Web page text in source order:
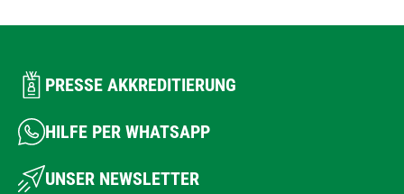
PRESSE AKKREDITIERUNG
HILFE PER WHATSAPP
UNSER NEWSLETTER